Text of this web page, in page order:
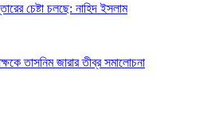
চেষ্টা চলছে: নাহিদ ইসলাম
তাসনিম জারার তীব্র সমালোচনা